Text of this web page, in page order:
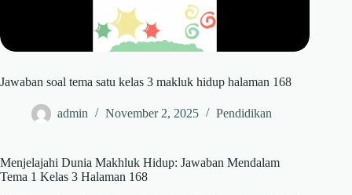
Jawaban soal tema satu kelas 3 makluk hidup halaman 168
admin November 2, 2025 Pendidikan
Menjelajahi Dunia Makhluk Hidup: Jawaban Mendalam
Tema 1 Kelas 3 Halaman 168